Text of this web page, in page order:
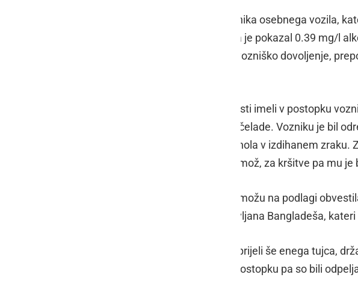
Ob 22.34 so policisti kontrolirali voznika osebnega vozila,
alkoholiziranosti. Rezultat preizkusa je pokazal 0.39 mg/l
proti potrdilu bilo začasno odvzeto vozniško dovoljenje,
V soboto, 21. maja, ob 9.30 so policisti imeli v postopku
med vožnjo ni uporabljal varnostne čelade. Vozniku je bil
preizkusa je pokazal 0.64 mg/l alkohola v izdihanem zraku.
ZPrCp odrejeno pridržanje na PP Ormož, za kršitve pa mu
Ob 11.05 so v naselju Miklavž pri Ormožu na podlagi
državljana Pakistana in enega državljana Bangladeša,
Ob 14.15 pa so v naselju Vinski Vrh prijeli še enega tujca,
odrejeno zadržanje, po končanem postopku pa so bili